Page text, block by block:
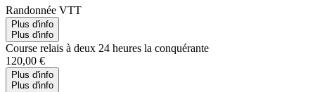
Randonnée VTT
Plus d'info
Plus d'info
Course relais à deux 24 heures la conquérante
120,00 €
Plus d'info
Plus d'info